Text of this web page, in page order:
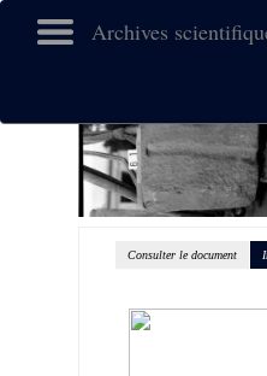
Archives
Consulter le document